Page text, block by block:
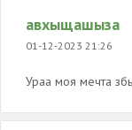
авхыщашыза
01-12-2023 21:26
Ураа моя мечта